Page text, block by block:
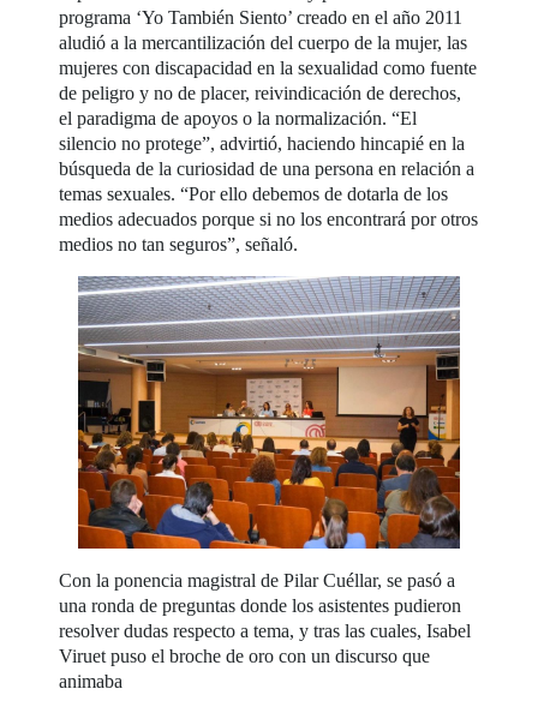
programa ‘Yo También Siento’ creado en el año 2011
aludió a la mercantilización del cuerpo de la mujer, las
mujeres con discapacidad en la sexualidad como fuente
de peligro y no de placer, reivindicación de derechos,
el paradigma de apoyos o la normalización. “El
silencio no protege”, advirtió, haciendo hincapié en la
búsqueda de la curiosidad de una persona en relación a
temas sexuales. “Por ello debemos de dotarla de los
medios adecuados porque si no los encontrará por otros
medios no tan seguros”, señaló.
Con la ponencia magistral de Pilar Cuéllar, se pasó a
una ronda de preguntas donde los asistentes pudieron
resolver dudas respecto a tema, y tras las cuales, Isabel
Viruet puso el broche de oro con un discurso que
animaba